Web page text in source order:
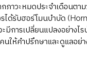
ภาวะหมดประจำเดือนต
รได้รับฮอร์โมนบำบัด
มีการเปลี่ยนแปลงอย่างไ
ให้คำปรึกษาและดูแลอย่า